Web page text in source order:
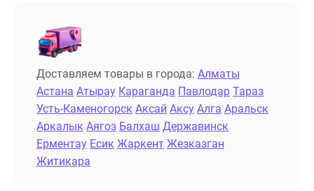
Доставляем товары в города: Алматы
Астана Атырау Караганда Павлодар Тараз
Усть-Каменогорск Аксай Аксу Алга Аральск
Аркалык Аягоз Балхаш Державинск
Ерментау Есик Жаркент Жезказган
Житикара